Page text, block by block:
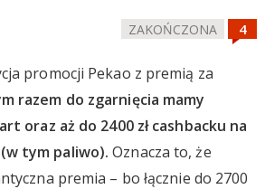
ZAKOŃCZONA
promocji Pekao z premią za
razem do zgarnięcia mamy
oraz aż do 2400 zł cashbacku na
tym paliwo). Oznacza to, że
premia – bo łącznie do 2700